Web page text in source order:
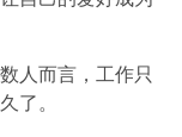
人而言，工作只
了。